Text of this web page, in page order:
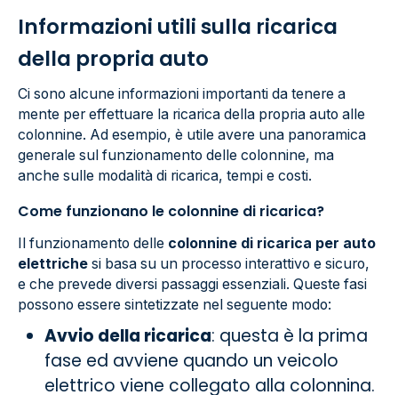
Informazioni utili sulla ricarica
della propria auto
Ci sono alcune informazioni importanti da tenere a
mente per effettuare la ricarica della propria auto alle
colonnine. Ad esempio, è utile avere una panoramica
generale sul funzionamento delle colonnine, ma
anche sulle modalità di ricarica, tempi e costi.
Come funzionano le colonnine di ricarica?
Il funzionamento delle colonnine di ricarica per auto
elettrichesi basa su un processo interattivo e sicuro,
e che prevede diversi passaggi essenziali. Queste fasi
possono essere sintetizzate nel seguente modo:
Avvio della ricarica: questa è la prima
fase ed avviene quando un veicolo
elettrico viene collegato alla colonnina.